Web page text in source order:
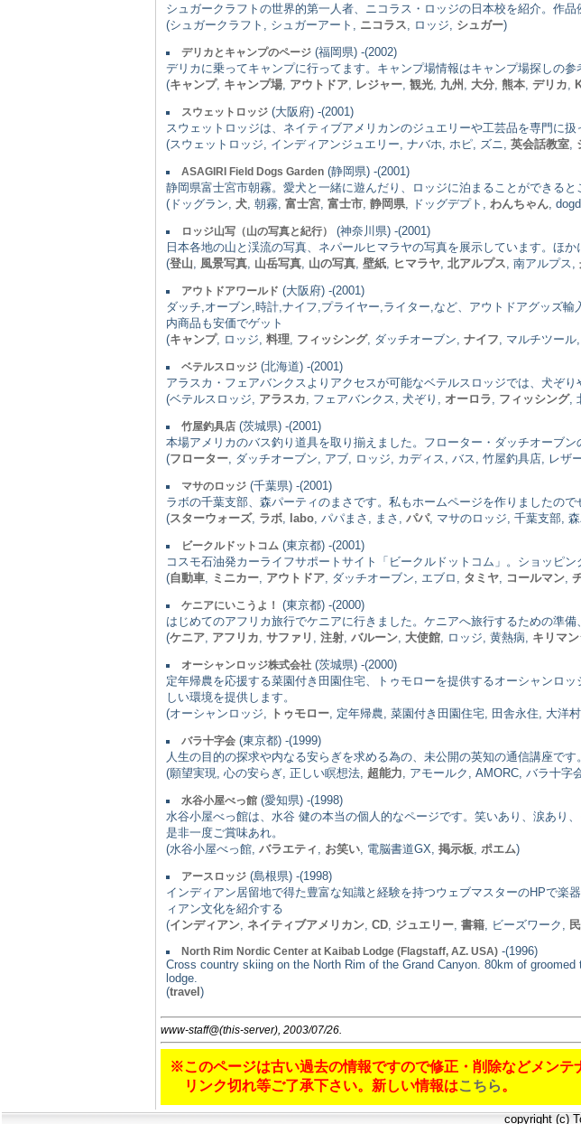
シュガークラフトの世界的第一人者、ニコラス・ロッジの日本校を紹介。作品
(シュガークラフト, シュガーアート, ニコラス , ロッジ, シュガー)
デリカとキャンプのページ (福岡県) -(2002)
デリカに乗ってキャンプに行ってます。キャンプ場情報はキャンプ場探しの参
(キャンプ, キャンプ場 アウトドア レジャー 観光 九州 大分 熊本 デリカ
スウェットロッジ (大阪府) -(2001)
スウェットロッジは、ネイティブアメリカンのジュエリーや工芸品を専門に
(スウェットロッジ, インディアンジュエリー, ナバホ, ホピ, ズニ, 英会話教室
ASAGIRI Field Dogs Garden (静岡県) -(2001)
静岡県富士宮市朝霧。愛犬と一緒に遊んだり、ロッジに泊まることができると
(ドッグラン, 犬 , 朝霧, 富士宮 富士市 静岡県 , ドッグデプト, わんちゃん ,
ロッジ山写（山の写真と紀行）
(神奈川県) -(2001)
日本各地の山と渓流の写真、ネパールヒマラヤの写真を展示しています。ほか
(登山 風景写真 山岳写真 山の写真 壁紙 ヒマラヤ 北アルプス , 南アルプス,
アウトドアワールド (大阪府) -(2001)
ダッチ,オーブン,時計,ナイフ,プライヤー,ライター,など、アウトドアグッズ
内商品も安価でゲット
(キャンプ, ロッジ, 料理 フィッシング, ダッチオーブン, ナイフ , マルチツー
ベテルスロッジ (北海道) -(2001)
アラスカ・フェアバンクスよりアクセスが可能なベテルスロッジでは、犬ぞ
(ベテルスロッジ, アラスカ , フェアバンクス, 犬ぞり, オーロラ フィッシング,
竹屋釣具店 (茨城県) -(2001)
本場アメリカのバス釣り道具を取り揃えました。フローター・ダッチオーブン
(フローター , ダッチオーブン, アブ, ロッジ, カディス, バス, 竹屋釣具店, レザ
マサのロッジ (千葉県) -(2001)
ラボの千葉支部、森パーティのまさです。私もホームページを作りましたので
(スターウォーズ, ラボ labo , パパまさ, まさ, パパ, マサのロッジ, 千葉支部,
ビークルドットコム (東京都) -(2001)
コスモ石油発カーライフサポートサイト「ビークルドットコム」。ショッピン
(自動車 ミニカー アウトドア , ダッチオーブン, エブロ, タミヤ コールマン
ケニアにいこうよ！
(東京都) -(2000)
はじめてのアフリカ旅行でケニアに行きました。ケニアへ旅行するための準備
(ケニア アフリカ サファリ 注射 バルーン 大使館 , ロッジ, 黄熱病, キリマ
オーシャンロッジ株式会社 (茨城県) -(2000)
定年帰農を応援する菜園付き田園住宅、トゥモローを提供するオーシャンロ
しい環境を提供します。
(オーシャンロッジ,
トゥモロー , 定年帰農, 菜園付き田園住宅, 田舎永住, 大洋村,
バラ十字会 (東京都) -(1999)
人生の目的の探求や内なる安らぎを求める為の、未公開の英知の通信講座です
(願望実現, 心の安らぎ, 正しい瞑想法, 超能力 , アモールク, AMORC, バラ十字
水谷小屋べっ館 (愛知県) -(1998)
水谷小屋べっ館は、水谷 健の本当の個人的なページです。笑いあり、涙あり
是非一度ご賞味あれ。
(水谷小屋べっ館, バラエティ お笑い , 電脳書道GX, 掲示板 ポエム)
アースロッジ (島根県) -(1998)
インディアン居留地で得た豊富な知識と経験を持つウェブマスターのHPで
ィアン文化を紹介する
(インディアン ネイティブアメリカン CD ジュエリー 書籍 , ビーズワーク,
North Rim Nordic Center at Kaibab Lodge (Flagstaff, AZ. USA) -(1996)
Cross country skiing on the North Rim of the Grand Canyon. 80km of
lodge.
(travel )
www-staff@(this-server), 2003/07/26.
※このページは古い過去の情報ですので修正・削除などメンテ
リンク切れ等ご了承下さい。新しい情報はこちら。
copyright (c)